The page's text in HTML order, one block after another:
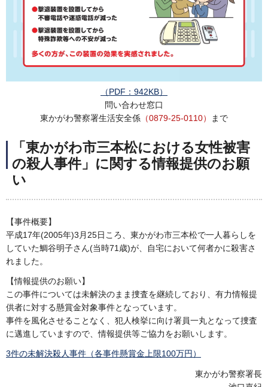
（PDF：942KB）
問い合わせ窓口
東かがわ警察署生活安全係 （0879-25-0110） まで
「東かがわ市三本松における女性被害
の殺人事件」に関する情報提供のお願
い
【事件概要】
平成17年(2005年)3月25日ころ、東かがわ市三本松で一人暮らしを
していた鯛谷明子さん(当時71歳)が、自宅において何者かに殺害さ
れました。
【情報提供のお願い】
この事件については未解決のまま捜査を継続しており、有力情報提
供者に対する懸賞金対象事件となっています。
事件を風化させることなく、犯人検挙に向け署員一丸となって捜査
に邁進していますので、情報提供等ご協力をお願いします。
3件の未解決殺人事件（各事件懸賞金上限100万円）
東かがわ警察署長